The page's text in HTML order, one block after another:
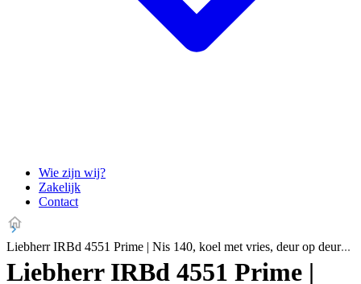
Wie zijn wij?
Zakelijk
Contact
Liebherr IRBd 4551 Prime | Nis 140, koel met vries, deur op deur
Liebherr IRBd 4551 Prime |